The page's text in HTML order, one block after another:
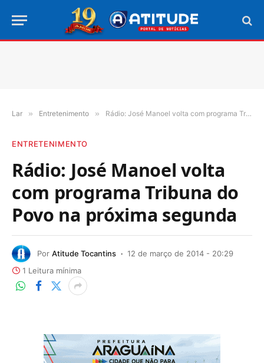
Lar » Entretenimento » Rádio: José Manoel volta com programa Tribuna do Povo na próxima segunda
ENTRETENIMENTO
Rádio: José Manoel volta
com programa Tribuna do
Povo na próxima segunda
Por Atitude Tocantins
12 de março de 2014 - 20:29
1 Leitura mínima